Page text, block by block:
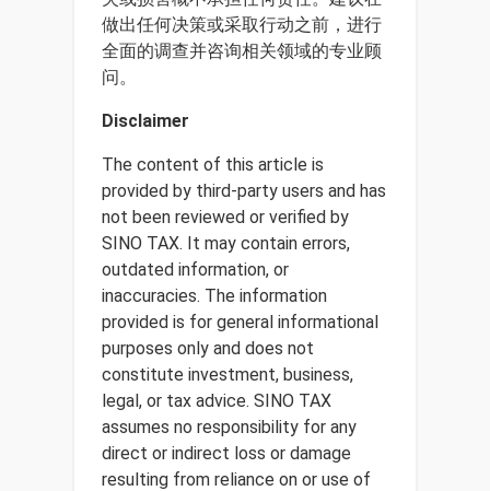
做出任何决策或采取行动之前，进行
全面的调查并咨询相关领域的专业顾
问。
Disclaimer
The content of this article is
provided by third-party users and has
not been reviewed or verified by
SINO TAX. It may contain errors,
outdated information, or
inaccuracies. The information
provided is for general informational
purposes only and does not
constitute investment, business,
legal, or tax advice. SINO TAX
assumes no responsibility for any
direct or indirect loss or damage
resulting from reliance on or use of